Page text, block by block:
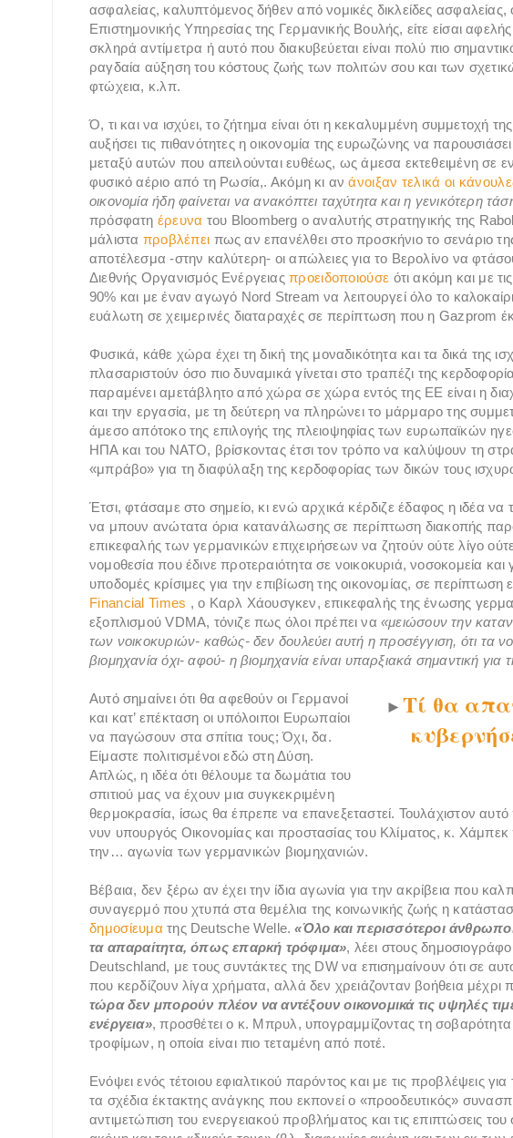
ασφαλείας, καλυπτόμενος δήθεν από νομικές δικλείδες
Επιστημονικής Υπηρεσίας της Γερμανικής Βουλής, είτε είσαι
σκληρά αντίμετρα ή αυτό που διακυβεύεται είναι πολύ πιο
ραγδαία αύξηση του κόστους ζωής των πολιτών σου και των
φτώχεια, κ.λπ.
Ό, τι και να ισχύει, το ζήτημα είναι ότι η κεκαλυμμένη συμμετοχή
αυξήσει τις πιθανότητες η οικονομία της ευρωζώνης να
μεταξύ αυτών που απειλούνται ευθέως, ως άμεσα εκτεθειμένη σε
φυσικό αέριο από τη Ρωσία,. Ακόμη κι ανάνοιξαν τελικά οι
οικονομία ήδη φαίνεται να ανακόπτει ταχύτητα και η γενικότερη
πρόσφατη έρευνα του Bloomberg ο αναλυτής στρατηγικής της
μάλιστα προβλέπει πως αν επανέλθει στο προσκήνιο το σενάριο
αποτέλεσμα -στην καλύτερη- οι απώλειες για το Βερολίνο να
Διεθνής Οργανισμός Ενέργειαςπροειδοποιούσε ότι ακόμη και με
90% και με έναν αγωγό Nord Stream να λειτουργεί όλο το
ευάλωτη σε χειμερινές διαταραχές σε περίπτωση που η Gazprom
Φυσικά, κάθε χώρα έχει τη δική της μοναδικότητα και τα δικά της
πλασαριστούν όσο πιο δυναμικά γίνεται στο τραπέζι της
παραμένει αμετάβλητο από χώρα σε χώρα εντός της ΕΕ είναι η
και την εργασία, με τη δεύτερη να πληρώνει το μάρμαρο της
άμεσο απότοκο της επιλογής της πλειοψηφίας των ευρωπαϊκών
ΗΠΑ και του ΝΑΤΟ, βρίσκοντας έτσι τον τρόπο να καλύψουν τη
«μπράβο» για τη διαφύλαξη της κερδοφορίας των δικών τους
Έτσι, φτάσαμε στο σημείο, κι ενώ αρχικά κέρδιζε έδαφος η ιδέα να
να μπουν ανώτατα όρια κατανάλωσης σε περίπτωση διακοπής
επικεφαλής των γερμανικών επιχειρήσεων να ζητούν ούτε λίγο
νομοθεσία που έδινε προτεραιότητα σε νοικοκυριά, νοσοκομεία και
υποδομές κρίσιμες για την επιβίωση της οικονομίας, σε περίπτωση
Financial Times , ο Καρλ Χάουσγκεν, επικεφαλής της ένωσης
εξοπλισμού VDMA, τόνιζε πως όλοι πρέπει να«μειώσουν την
των νοικοκυριών- καθώς- δεν δουλεύει αυτή η προσέγγιση, ότι τα
βιομηχανία όχι- αφού- η βιομηχανία είναι υπαρξιακά σημαντική για
►Τί θα
Αυτό σημαίνει ότι θα αφεθούν οι Γερμανοί
και κατ’ επέκταση οι υπόλοιποι Ευρωπαίοι
να παγώσουν στα σπίτια τους; Όχι, δα.
Είμαστε πολιτισμένοι εδώ στη Δύση.
Απλώς, η ιδέα ότι θέλουμε τα δωμάτια του
σπιτιού μας να έχουν μια συγκεκριμένη
θερμοκρασία, ίσως θα έπρεπε να επανεξεταστεί. Τουλάχιστον αυτό
νυν υπουργός Οικονομίας και προστασίας του Κλίματος, κ.
την… αγωνία των γερμανικών βιομηχανιών.
Βέβαια, δεν ξέρω αν έχει την ίδια αγωνία για την ακρίβεια που
συναγερμό που χτυπά στα θεμέλια της κοινωνικής ζωής η
δημοσίευμα της Deutsche Welle.«Όλο και περισσότεροι
τα απαραίτητα, όπως επαρκή τρόφιμα», λέει στους
Deutschland, με τους συντάκτες της DW να επισημαίνουν ότι σε
που κερδίζουν λίγα χρήματα, αλλά δεν χρειάζονταν βοήθεια
τώρα δεν μπορούν πλέον να αντέξουν οικονομικά τις υψηλές
ενέργεια», προσθέτει ο κ. Μπρυλ, υπογραμμίζοντας τη
τροφίμων, η οποία είναι πιο τεταμένη από ποτέ.
Ενόψει ενός τέτοιου εφιαλτικού παρόντος και με τις προβλέψεις
τα σχέδια έκτακτης ανάγκης που εκπονεί ο «προοδευτικός»
αντιμετώπιση του ενεργειακού προβλήματος και τις επιπτώσεις